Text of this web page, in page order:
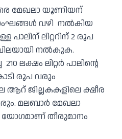
മേഖലാ യൂണിയന്
വഴി നല്‍കിയ
ലിറ്ററിന് 2 രൂപ
നല്‍കുക.
ലക്ഷം ലിറ്റര്‍ പാലിന്റെ
രൂപ വരും
ആറ് ജില്ലകകളിലെ ക്ഷീര
മലബാര്‍ മേഖലാ
തീരുമാനം